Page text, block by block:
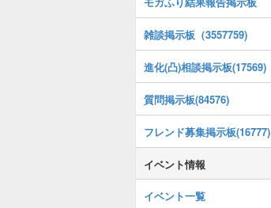
雑談掲示板（3557759)
進化(凸)相談掲示板(17569)
質問掲示板(84576)
フレンド募集掲示板(16777)
イベント情報
イベント一覧